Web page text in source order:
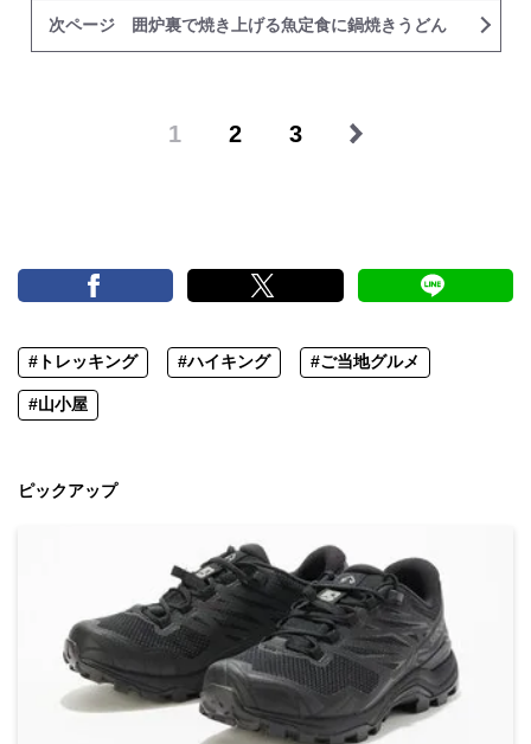
次ページ 囲炉裏で焼き上げる魚定食に鍋焼きうどん
1 2 3
#トレッキング #ハイキング #ご当地グルメ
#山小屋
ピックアップ